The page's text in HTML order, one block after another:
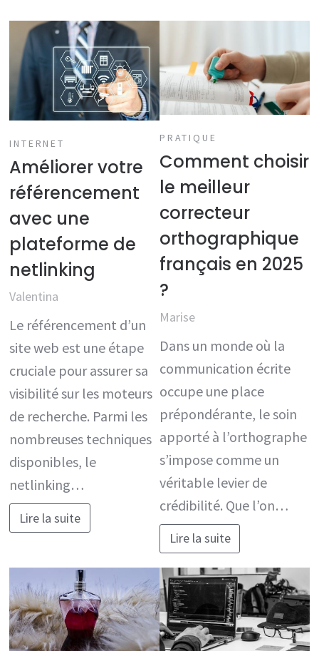
INTERNET
Améliorer votre
référencement
avec une
plateforme de
netlinking
Valentina
Le référencement d’un
site web est une étape
cruciale pour assurer sa
visibilité sur les moteurs
de recherche. Parmi les
nombreuses techniques
disponibles, le
netlinking…
Lire la suite
PRATIQUE
Comment choisir
le meilleur
correcteur
orthographique
français en 2025
?
Marise
Dans un monde où la
communication écrite
occupe une place
prépondérante, le soin
apporté à l’orthographe
s’impose comme un
véritable levier de
crédibilité. Que l’on…
Lire la suite